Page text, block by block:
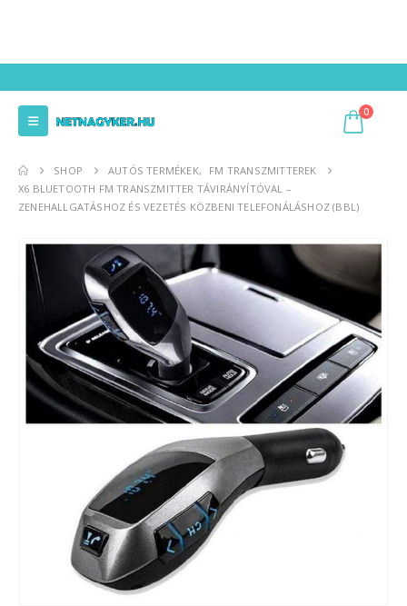
0
SHOP AUTÓS TERMÉKEK,
FM TRANSZMITTEREK
X6 BLUETOOTH FM TRANSZMITTER TÁVIRÁNYÍTÓVAL –
ZENEHALLGATÁSHOZ ÉS VEZETÉS KÖZBENI TELEFONÁLÁSHOZ (BBL)